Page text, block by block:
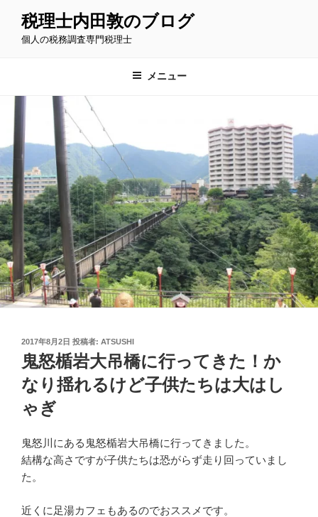
ッ
税理士内田敦のブログ
個人の税務調査専門税理士
メニュー
投
稿
日:
2017年8月2日 投稿者: ATSUSHI
鬼怒楯岩大吊橋に行ってきた！か
なり揺れるけど子供たちは大はし
ゃぎ
鬼怒川にある鬼怒楯岩大吊橋に行ってきました。
結構な高さですが子供たちは恐がらず走り回っていまし
た。
近くに足湯カフェもあるのでおススメです。